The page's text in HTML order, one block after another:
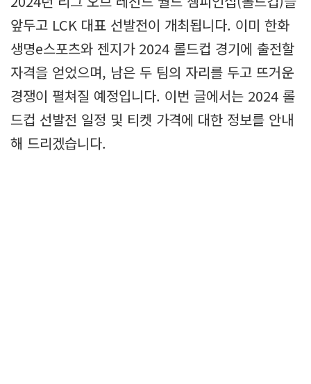
앞두고 LCK 대표 선발전이 개최됩니다. 이미 한화
생명e스포츠와 젠지가 2024 롤드컵 경기에 출전할
자격을 얻었으며, 남은 두 팀의 자리를 두고 뜨거운
경쟁이 펼쳐질 예정입니다. 이번 글에서는 2024 롤
드컵 선발전 일정 및 티켓 가격에 대한 정보를 안내
해 드리겠습니다.